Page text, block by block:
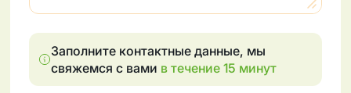
Заполните контактные данные, мы
свяжемся с вами в течение 15 минут